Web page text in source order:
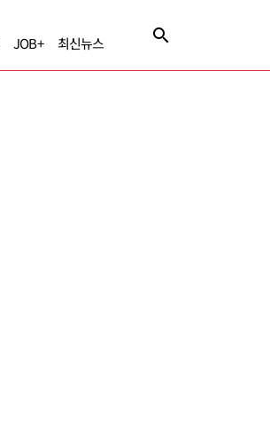
JOB+ 최신뉴스